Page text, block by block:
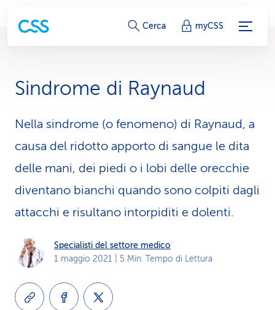
c
l
e
g
a
m
e
n
Cerca myCSS
Sindrome di Raynaud
Nella sindrome (o fenomeno) di Raynaud, a
causa del ridotto apporto di sangue le dita
delle mani, dei piedi o i lobi delle orecchie
diventano bianchi quando sono colpiti dagli
attacchi e risultano intorpiditi e dolenti.
Specialisti del settore medico
1 maggio 2021 | 5 Min. Tempo di Lettura